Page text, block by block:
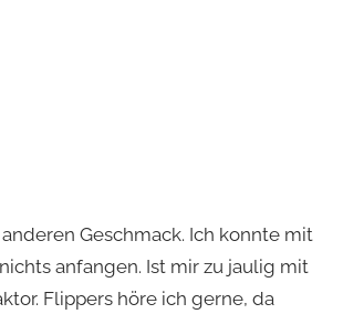
Geschmack. Ich konnte mit
anfangen. Ist mir zu jaulig mit
Flippers höre ich gerne, da